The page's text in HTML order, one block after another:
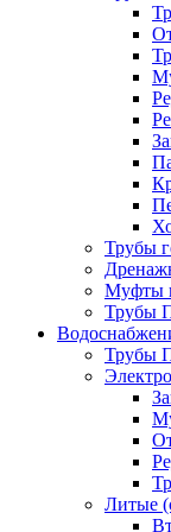
Трубы
Муфты
Трубы
Трубы
Литые